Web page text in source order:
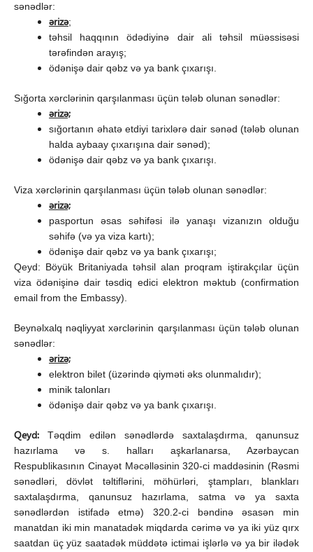
sənədlər:
ərizə;
təhsil haqqının ödədiyinə dair ali təhsil müəssisəsi
tərəfindən arayış;
ödənişə dair qəbz və ya bank çıxarışı.
Sığorta xərclərinin qarşılanması üçün tələb olunan sənədlər:
ərizə;
sığortanın əhatə etdiyi tarixlərə dair sənəd (tələb olunan
halda aybaay çıxarışına dair sənəd);
ödənişə dair qəbz və ya bank çıxarışı.
Viza xərclərinin qarşılanması üçün tələb olunan sənədlər:
ərizə;
pasportun əsas səhifəsi ilə yanaşı vizanızın olduğu
səhifə (və ya viza kartı);
ödənişə dair qəbz və ya bank çıxarışı;
Qeyd: Böyük Britaniyada təhsil alan proqram iştirakçılar üçün
viza ödənişinə dair təsdiq edici elektron məktub (confirmation
email from the Embassy).
Beynəlxalq nəqliyyat xərclərinin qarşılanması üçün tələb olunan
sənədlər:
ərizə;
elektron bilet (üzərində qiyməti əks olunmalıdır);
minik talonları
ödənişə dair qəbz və ya bank çıxarışı.
Qeyd: Təqdim edilən sənədlərdə saxtalaşdırma, qanunsuz
hazırlama və s. halları aşkarlanarsa, Azərbaycan
Respublikasının Cinayət Məcəlləsinin 320-ci maddəsinin (Rəsmi
sənədləri, dövlət təltiflərini, möhürləri, ştampları, blankları
saxtalaşdırma, qanunsuz hazırlama, satma və ya saxta
sənədlərdən istifadə etmə) 320.2-ci bəndinə əsasən min
manatdan iki min manatadək miqdarda cərimə və ya iki yüz qırx
saatdan üç yüz saatadək müddətə ictimai işlərlə və ya bir ilədək